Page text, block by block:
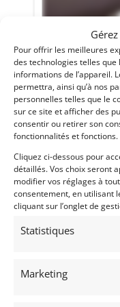
Pour offrir les meilleures
des technologies telles
informations de l’appareil.
permettra, ainsi qu’à nos
personnelles telles que le
sur ce site et afficher des
consentir ou retirer son
fonctionnalités et fonctions.
Cliquez ci-dessous pour
détaillés. Vos choix seront
modifier vos réglages à
consentement, en utilisant
cliquant sur l’onglet de
Statistiques
Marketing
32
PORSCHE 996
(69) RHôNE
8 juin 2020
Faible kilométrage
collector, idéal pour
Vendu par : Mecanic